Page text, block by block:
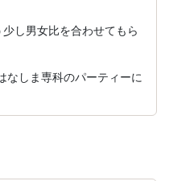
し男女比を合わせてもら
しま専科のパーティーに